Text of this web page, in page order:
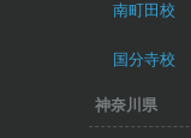
南町田校
国分寺校
神奈川県